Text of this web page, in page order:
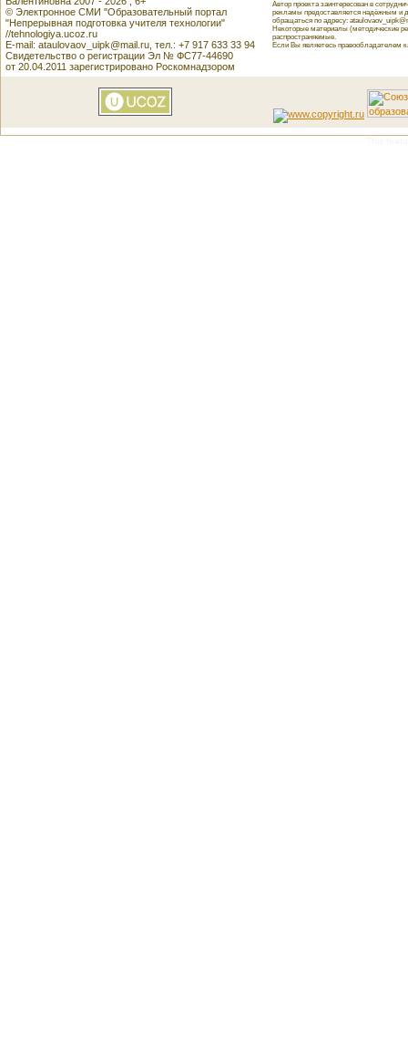
© Электронное СМИ "Образовательный портал
"Непрерывная подготовка учителя технологии"
//tehnologiya.ucoz.ru
E-mail: ataulovaov_uipk@mail.ru, тел.: +7 917 633 33 94
Свидетельство о регистрации Эл № ФС77-44690
от 20.04.2011 зарегистрировано Роскомнадзором
Автор проекта заинтересован в
рекламы предоставляется надёжным и
обращаться по адресу:
Некоторые материалы (методические
распространяемые.
Если Вы являетесь правообладателем